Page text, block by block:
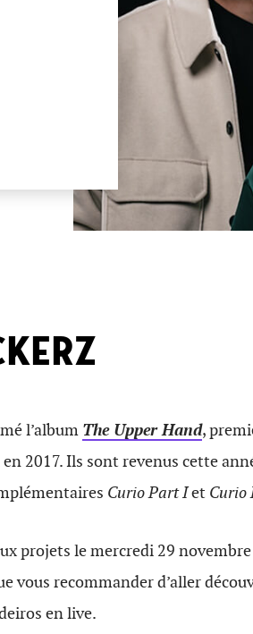
l’album The Upper Hand,
2017. Ils sont revenus cette
Curio Part Iet Curio
projets le mercredi 29
vous recommander d’aller
en live.